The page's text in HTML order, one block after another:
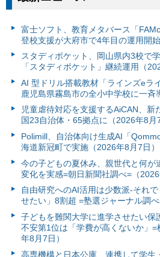
富⼠ソフト、教育メタバース「
登校支援が大府市で4年目の運用開
スタディポケット、岡山県内3校で
「スタディポケット」継続運用（
AI 型ドリル搭載教材「ラインズeラ
鹿児島県霧島市の全小中学校に一斉
児童虐待対応を支援するAiCAN、新
国23自治体・65拠点に（2026年8月7
Polimill、自治体向け生成AI「
海道新冠町で実施（2026年8月7日）
今の子どもの夏休み、親世代と何が
変化を実感=朝日新聞社調べ=（2026
自由研究へのAI活用は少数派-それ
せたい」8割超 =塾選ジャーナル調べ
子どもを難関大学に進学させたい保
不安第1位は「学費が高くないか」
年8月7日）
高専機構と日本公庫、連携して学生